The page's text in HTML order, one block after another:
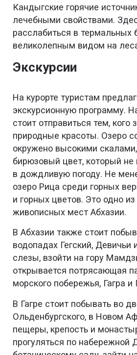
Кандыгские горячие
лечебными свойствами.
расслабиться в термальных
великолепным видом на
Экскурсии
На курорте туристам
экскурсионную программу.
стоит отправиться тем, кого
природные красоты. Озеро
окружено высокими
бирюзовый цвет, который
в дождливую погоду. Не
озеро Рица среди горных
и горных цветов. Это одно
живописных мест Абхазии.
В Абхазии также стоит
водопадах Гегский, Девичьи
слезы, взойти на гору
открывается потрясающая
морского побережья, Гагра
В Гагре стоит побывать во
Ольденбургского, в Новом
пещеры, крепость и
прогуляться по набережной